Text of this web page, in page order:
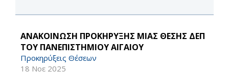
ΑΝΑΚΟΙΝΩΣΗ ΠΡΟΚΗΡΥΞΗΣ ΜΙΑΣ ΘΕΣΗΣ ΔΕΠ
ΤΟΥ ΠΑΝΕΠΙΣΤΗΜΙΟΥ ΑΙΓΑΙΟΥ
Προκηρύξεις Θέσεων
18 Νοε 2025